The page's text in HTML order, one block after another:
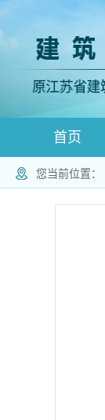
首页
登录跳转
您当前位置：